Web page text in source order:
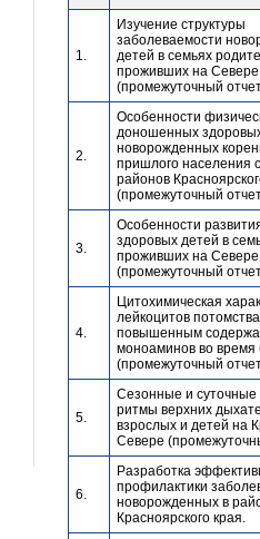
1.
Изучение структуры
заболеваемости
детей в семьях
проживших на Севере
(промежуточный
2.
Особенности
доношенных
новорожденных
пришлого населения
районов
(промежуточный
3.
Особенности
здоровых детей в
проживших на Севере
(промежуточный
4.
Цитохимическая
лейкоцитов
повышенным
моноаминов во время
(промежуточный
5.
Сезонные и суточные
ритмы верхних
взрослых и детей на
Севере
6.
Разработка
профилактики
новорожденных в
Красноярского края.